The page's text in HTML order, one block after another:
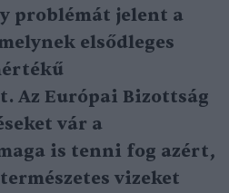
problémát jelent a
elsődleges
Az Európai Bizottság
vár a
is tenni fog azért,
vizeket